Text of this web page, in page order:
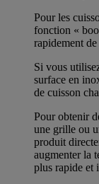
Pour les
fonction «
rapidement
Si vous
surface en
de cuisson
Pour obtenir
une grille ou
produit
augmenter la
plus rapide et